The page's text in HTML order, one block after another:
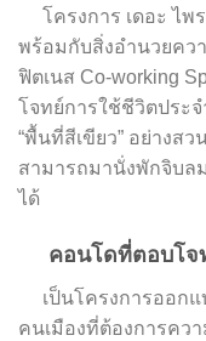
โครงการ เดอะ ไพ
พร้อมกับสิ่งอำนวยคว
ฟิตเนส Co-working
โจทย์การใช้ชีวิตประ
“พื้นที่สีเขียว” อย่างส
สามารถมานั่งพักจิบล
ได้
คอนโดที่ตอบโจ
เป็นโครงการออกแ
คนเมืองที่ต้องการคว